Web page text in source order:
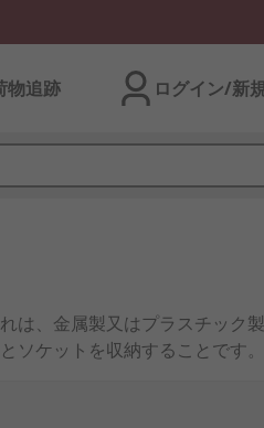
物追跡 ログイン/新
は、金属製又はプラスチック
ソケットを収納することです